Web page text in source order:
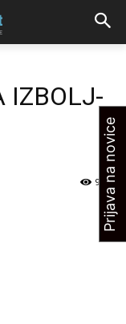
IZBOLJ-
951Prijava na novice